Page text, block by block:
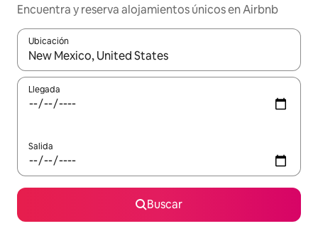
Encuentra y reserva alojamientos únicos en Airbnb
Ubicación
Cuando los resultados estén disponibles, navega con las
Llegada
Salida
Buscar